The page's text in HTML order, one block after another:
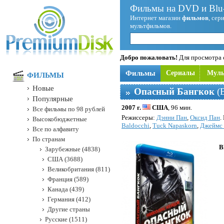
Фильмы на DVD и
Интернет магазин фильмов,
мультфильмов.
Добро пожаловать! Для просмотра
Фильмы Сериалы
Опасный Бангкок
2007 г. США, 96 мин.
Режисcеры: Дэнни Пан, Оксид Пан.
Baldocchi, Tuck Napaskorn, Джеймс
ФИЛЬМЫ
Новые
Популярные
Все фильмы по 98 рублей
Высокобюджетные
Все по алфавиту
По странам
Зарубежные (4838)
США (3688)
Великобритания (811)
Франция (589)
Канада (439)
Германия (412)
Другие страны
Русские (1511)